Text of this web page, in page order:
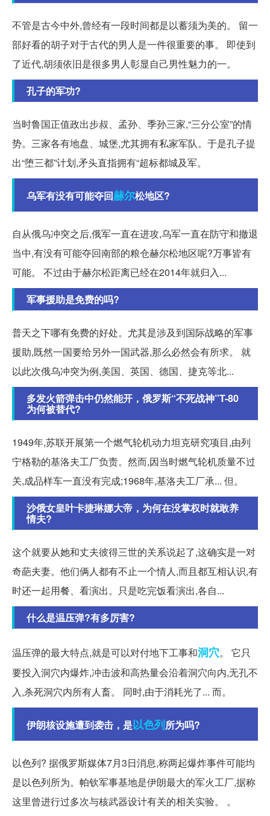
不管是古今中外,曾经有一段时间都是以蓄须为美的。 留一
部好看的胡子对于古代的男人是一件很重要的事。 即使到
了近代,胡须依旧是很多男人彰显自己男性魅力的一。
孔子的军功?
当时鲁国正值政出步叔、孟孙、季孙三家,“三分公室”的情
势。三家各有地盘、城堡,尤其拥有私家军队。于是孔子提
出“堕三都”计划,矛头直指拥有“超标都城及军。
乌军有没有可能夺回赫尔松地区?
自从俄乌冲突之后,俄军一直在进攻,乌军一直在防守和撤退
当中,有没有可能夺回南部的粮仓赫尔松地区呢?万事皆有
可能。 不过由于赫尔松距离已经在2014年就归入...
军事援助是免费的吗?
普天之下哪有免费的好处。尤其是涉及到国际战略的军事
援助,既然一国要给另外一国武器,那么必然会有所求。 就
以此次俄乌冲突为例,美国、英国、德国、捷克等北...
多发火箭弹击中仍然能开，俄罗斯“不死战神”T-80
为何被替代?
1949年,苏联开展第一个燃气轮机动力坦克研究项目,由列
宁格勒的基洛夫工厂负责。然而,因当时燃气轮机质量不过
关,成品样车一直没有完成;1968年,基洛夫工厂承... 但。
沙俄女皇叶卡捷琳娜大帝，为何在没掌权时就敢养
情夫?
这个就要从她和丈夫彼得三世的关系说起了,这确实是一对
奇葩夫妻。他们俩人都有不止一个情人,而且都互相认识,有
时还一起用餐、看演出。只是吃完饭看演出,各自...
什么是温压弹?有多厉害?
温压弹的最大特点,就是可以对付地下工事和洞穴。 它只
要投入洞穴内爆炸,冲击波和高热量会沿着洞穴向内,无孔不
入,杀死洞穴内所有人畜。 同时,由于消耗光了... 而。
伊朗核设施遭到袭击，是以色列所为吗?
以色列? 据俄罗斯媒体7月3日消息,称两起爆炸事件可能均
是以色列所为。帕钦军事基地是伊朗最大的军火工厂,据称
这里曾进行过多次与核武器设计有关的相关实验。 。